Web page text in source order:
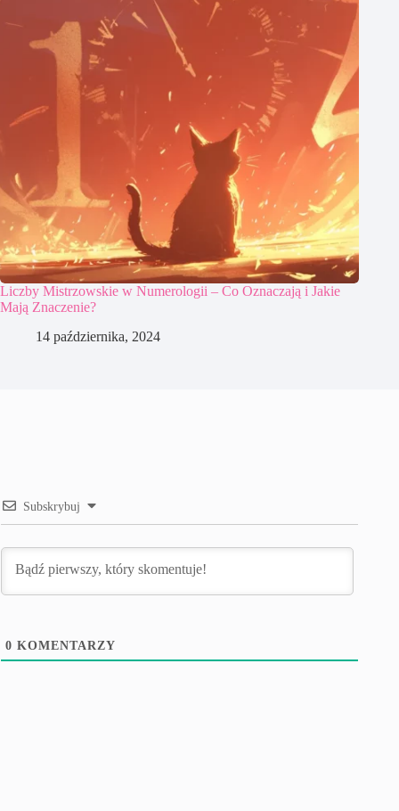
Liczby Mistrzowskie w Numerologii – Co Oznaczają i Jakie
Mają Znaczenie?
14 października, 2024
Subskrybuj
0 KOMENTARZY